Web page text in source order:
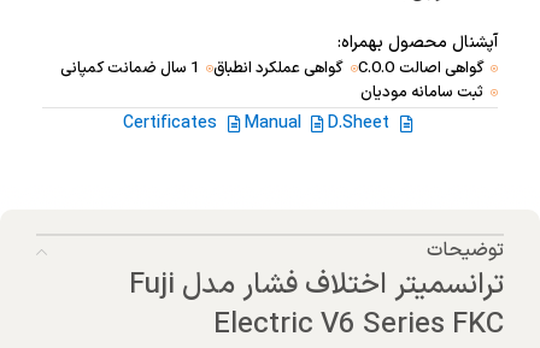
آپشنال محصول بهمراه:
گواهی اصالت C.O.O گواهی عملکرد انطباق
1 سال ضمانت کمپانی
ثبت سامانه مودیان
D.Sheet
Manual
Certificates
توضیحات
ترانسمیتر اختلاف فشار مدل Fuji
Electric V6 Series FKC